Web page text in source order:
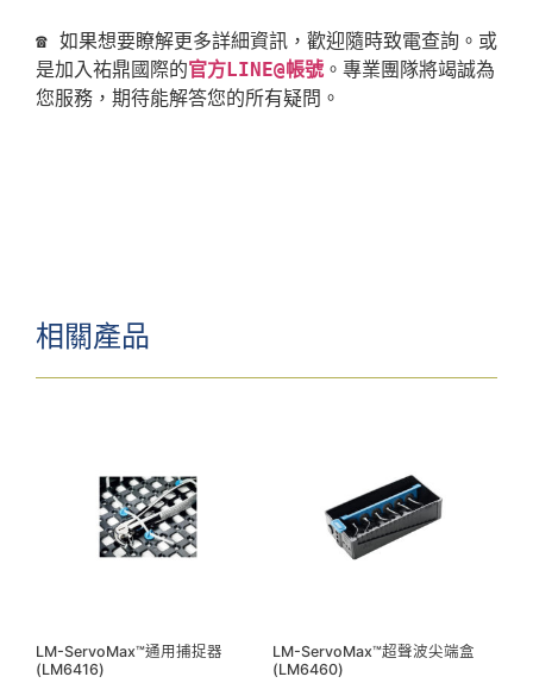
☎ 如果想要瞭解更多詳細資訊，歡迎隨時致電查詢。或
是加入祐鼎國際的官方LINE@帳號 。專業團隊將竭誠為
相關產品
LM-ServoMax™通用捕捉器
(LM6416)
LM-ServoMax™超聲波尖端盒
(LM6460)